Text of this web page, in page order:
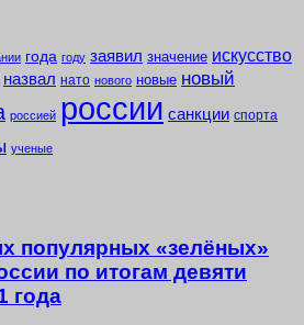
года году заявил значение искусство
назвал нато нового новые новый
россией россии санкции спорта
ученые
популярных «зелёных»
по итогам девяти
года